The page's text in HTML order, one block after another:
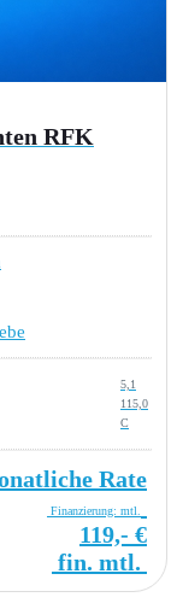
RFK
5,1
115,0
C
Rate
Finanzierung: mtl.
119,- €
fin. mtl.